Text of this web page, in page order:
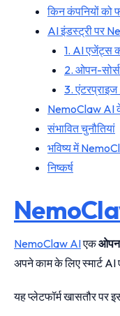
किन कंपनियों को
AI इंडस्ट्री पर
1. AI एजेंट्स
2. ओपन-
3. एंटरप्राइज
NemoClaw AI
संभावित चुनौतियां
भविष्य में
निष्कर्ष
NemoClaw AIएक
अपने काम के लिए स्मार्ट
यह प्लेटफॉर्म खासतौर पर